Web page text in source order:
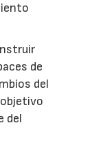
de
del
del